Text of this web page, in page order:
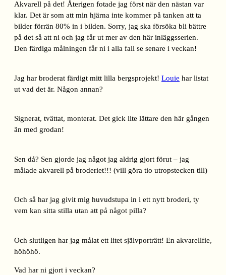
Akvarell på det! Återigen fotade jag först när den nästan var
klar. Det är som att min hjärna inte kommer på tanken att ta
bilder förrän 80% in i bilden. Sorry, jag ska försöka bli bättre
på det så att ni och jag får ut mer av den här inläggsserien.
Den färdiga målningen får ni i alla fall se senare i veckan!
Jag har broderat färdigt mitt lilla bergsprojekt! Louie har listat
ut vad det är. Någon annan?
Signerat, tvättat, monterat. Det gick lite lättare den här gången
än med grodan!
Sen då? Sen gjorde jag något jag aldrig gjort förut – jag
målade akvarell på broderiet!!! (vill göra tio utropstecken till)
Och så har jag givit mig huvudstupa in i ett nytt broderi, ty
vem kan sitta stilla utan att på något pilla?
Och slutligen har jag målat ett litet självporträtt! En akvarellfie,
höhöhö.
Vad har ni gjort i veckan?